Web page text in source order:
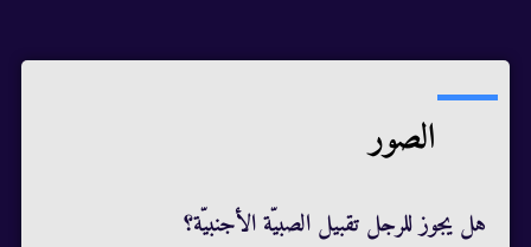
الصور
هل يجوز للرجل تقبيل الصبيّة الأجنبيّة؟